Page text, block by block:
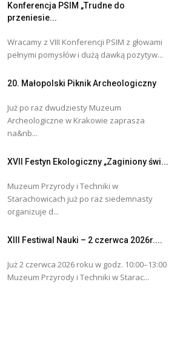
Konferencja PSIM „Trudne do
przeniesie...
Wracamy z VIII Konferencji PSIM z głowami
pełnymi pomysłów i dużą dawką pozytyw...
20. Małopolski Piknik Archeologiczny
Już po raz dwudziesty Muzeum
Archeologiczne w Krakowie zaprasza
na&nb...
XVII Festyn Ekologiczny „Zaginiony świ...
Muzeum Przyrody i Techniki w
Starachowicach już po raz siedemnasty
organizuje d...
XIII Festiwal Nauki – 2 czerwca 2026r....
Już 2 czerwca 2026 roku w godz. 10:00–13:00
Muzeum Przyrody i Techniki w Starac...